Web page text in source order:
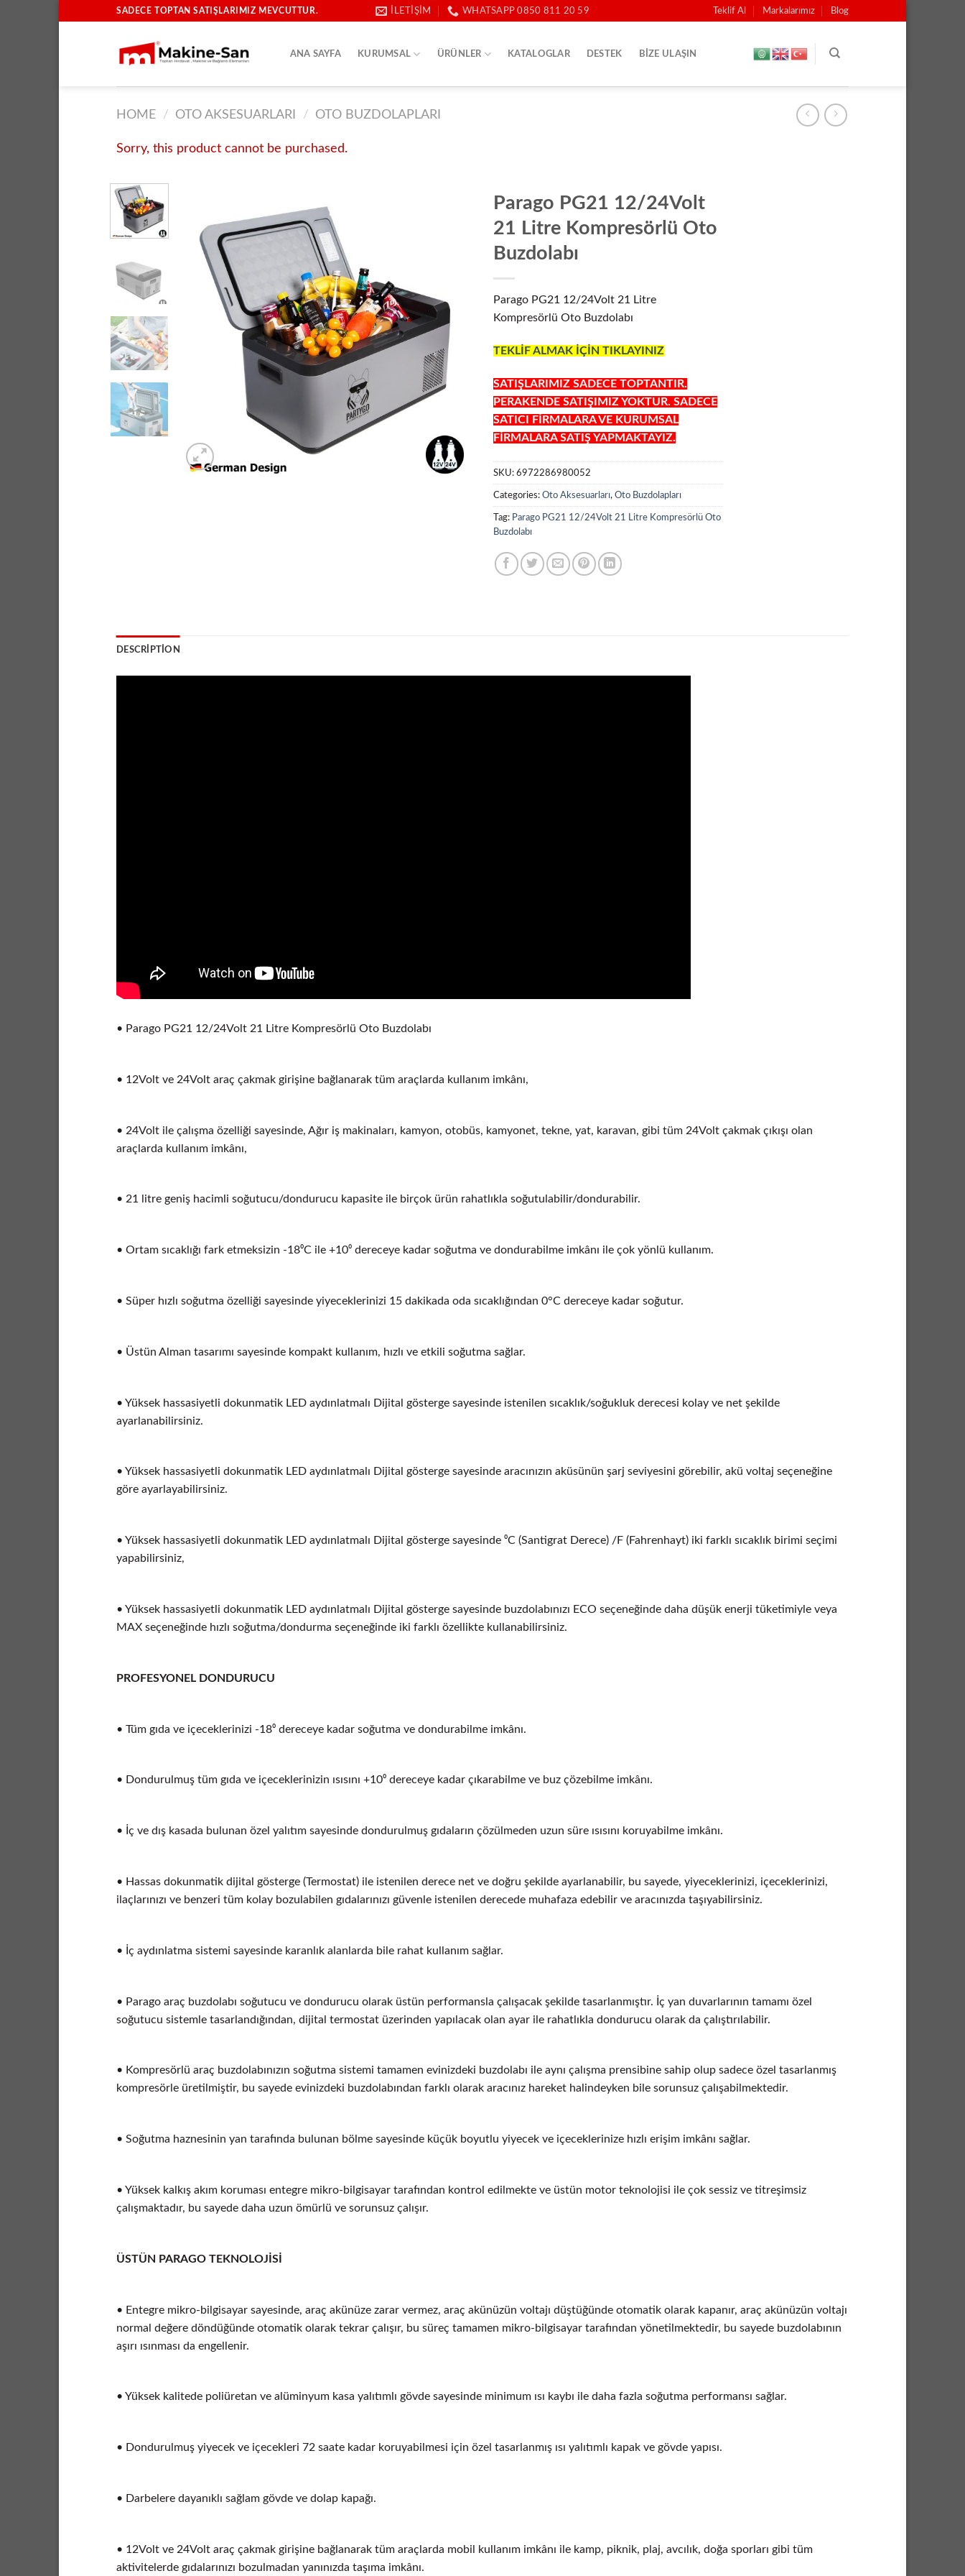
SADECE TOPTAN SATIŞLARIMIZ MEVCUTTUR. İLETIŞIM WHATSAPP 0850 811 20 59 Teklif Al Markalarımız Blog
ANA SAYFA KURUMSAL ÜRÜNLER KATALOGLAR DESTEK BIZE ULAŞIN
HOME / OTO AKSESUARLARI / OTO BUZDOLAPLARI
Sorry, this product cannot be purchased.
Parago PG21 12/24Volt
21 Litre Kompresörlü Oto
Buzdolabı
Parago PG21 12/24Volt 21 Litre
Kompresörlü Oto Buzdolabı
TEKLİF ALMAK İÇİN TIKLAYINIZ
SATIŞLARIMIZ SADECE TOPTANTIR.
PERAKENDE SATIŞIMIZ YOKTUR. SADECE
SATICI FİRMALARA VE KURUMSAL
FİRMALARA SATIŞ YAPMAKTAYIZ.
SKU: 6972286980052
Categories: Oto Aksesuarları, Oto Buzdolapları
Tag: Parago PG21 12/24Volt 21 Litre Kompresörlü Oto
Buzdolabı
DESCRIPTION
• Parago PG21 12/24Volt 21 Litre Kompresörlü Oto Buzdolabı
• 12Volt ve 24Volt araç çakmak girişine bağlanarak tüm araçlarda kullanım imkânı,
• 24Volt ile çalışma özelliği sayesinde, Ağır iş makinaları, kamyon, otobüs, kamyonet, tekne, yat, karavan, gibi tüm 24Volt çakmak çıkışı olan
araçlarda kullanım imkânı,
• 21 litre geniş hacimli soğutucu/dondurucu kapasite ile birçok ürün rahatlıkla soğutulabilir/dondurabilir.
• Ortam sıcaklığı fark etmeksizin -18⁰C ile +10⁰ dereceye kadar soğutma ve dondurabilme imkânı ile çok yönlü kullanım.
• Süper hızlı soğutma özelliği sayesinde yiyeceklerinizi 15 dakikada oda sıcaklığından 0°C dereceye kadar soğutur.
• Üstün Alman tasarımı sayesinde kompakt kullanım, hızlı ve etkili soğutma sağlar.
• Yüksek hassasiyetli dokunmatik LED aydınlatmalı Dijital gösterge sayesinde istenilen sıcaklık/soğukluk derecesi kolay ve net şekilde
ayarlanabilirsiniz.
• Yüksek hassasiyetli dokunmatik LED aydınlatmalı Dijital gösterge sayesinde aracınızın aküsünün şarj seviyesini görebilir, akü voltaj seçeneğine
göre ayarlayabilirsiniz.
• Yüksek hassasiyetli dokunmatik LED aydınlatmalı Dijital gösterge sayesinde ⁰C (Santigrat Derece) /F (Fahrenhayt) iki farklı sıcaklık birimi seçimi
yapabilirsiniz,
• Yüksek hassasiyetli dokunmatik LED aydınlatmalı Dijital gösterge sayesinde buzdolabınızı ECO seçeneğinde daha düşük enerji tüketimiyle veya
MAX seçeneğinde hızlı soğutma/dondurma seçeneğinde iki farklı özellikte kullanabilirsiniz.
PROFESYONEL DONDURUCU
• Tüm gıda ve içeceklerinizi -18⁰ dereceye kadar soğutma ve dondurabilme imkânı.
• Dondurulmuş tüm gıda ve içeceklerinizin ısısını +10⁰ dereceye kadar çıkarabilme ve buz çözebilme imkânı.
• İç ve dış kasada bulunan özel yalıtım sayesinde dondurulmuş gıdaların çözülmeden uzun süre ısısını koruyabilme imkânı.
• Hassas dokunmatik dijital gösterge (Termostat) ile istenilen derece net ve doğru şekilde ayarlanabilir, bu sayede, yiyeceklerinizi, içeceklerinizi,
ilaçlarınızı ve benzeri tüm kolay bozulabilen gıdalarınızı güvenle istenilen derecede muhafaza edebilir ve aracınızda taşıyabilirsiniz.
• İç aydınlatma sistemi sayesinde karanlık alanlarda bile rahat kullanım sağlar.
• Parago araç buzdolabı soğutucu ve dondurucu olarak üstün performansla çalışacak şekilde tasarlanmıştır. İç yan duvarlarının tamamı özel
soğutucu sistemle tasarlandığından, dijital termostat üzerinden yapılacak olan ayar ile rahatlıkla dondurucu olarak da çalıştırılabilir.
• Kompresörlü araç buzdolabınızın soğutma sistemi tamamen evinizdeki buzdolabı ile aynı çalışma prensibine sahip olup sadece özel tasarlanmış
kompresörle üretilmiştir, bu sayede evinizdeki buzdolabından farklı olarak aracınız hareket halindeyken bile sorunsuz çalışabilmektedir.
• Soğutma haznesinin yan tarafında bulunan bölme sayesinde küçük boyutlu yiyecek ve içeceklerinize hızlı erişim imkânı sağlar.
• Yüksek kalkış akım koruması entegre mikro-bilgisayar tarafından kontrol edilmekte ve üstün motor teknolojisi ile çok sessiz ve titreşimsiz
çalışmaktadır, bu sayede daha uzun ömürlü ve sorunsuz çalışır.
ÜSTÜN PARAGO TEKNOLOJİSİ
• Entegre mikro-bilgisayar sayesinde, araç akünüze zarar vermez, araç akünüzün voltajı düştüğünde otomatik olarak kapanır, araç akünüzün voltajı
normal değere döndüğünde otomatik olarak tekrar çalışır, bu süreç tamamen mikro-bilgisayar tarafından yönetilmektedir, bu sayede buzdolabının
aşırı ısınması da engellenir.
• Yüksek kalitede poliüretan ve alüminyum kasa yalıtımlı gövde sayesinde minimum ısı kaybı ile daha fazla soğutma performansı sağlar.
• Dondurulmuş yiyecek ve içecekleri 72 saate kadar koruyabilmesi için özel tasarlanmış ısı yalıtımlı kapak ve gövde yapısı.
• Darbelere dayanıklı sağlam gövde ve dolap kapağı.
• 12Volt ve 24Volt araç çakmak girişine bağlanarak tüm araçlarda mobil kullanım imkânı ile kamp, piknik, plaj, avcılık, doğa sporları gibi tüm
aktivitelerde gıdalarınızı bozulmadan yanınızda taşıma imkânı.